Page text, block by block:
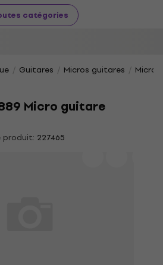
catégories
Guitares Micros guitares
Micro guitare
produit: 227465